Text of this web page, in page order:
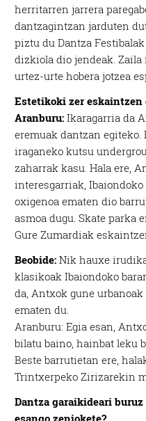
herritarren jarrera
dantzagintzan jarduten
piztu du Dantza
dizkiola dio jendeak. Zaila
urtez-urte hobera jotzea
Estetikoki zer eskaintzen
Aranburu: Ikaragarria da
eremuak dantzan egiteko.
iraganeko kutsu
zaharrak kasu. Hala ere,
interesgarriak, Ibaiondoko
oxigenoa ematen dio
asmoa dugu. Skate parka
Gure Zumardiak
Beobide: Nik hauxe
klasikoak Ibaiondoko
da, Antxok gune
ematen du.
Aranburu: Egia esan,
bilatu baino, hainbat leku
Beste barrutietan ere,
Trintxerpeko Zirizarekin
Dantza garaikideari
esango zeniokete?